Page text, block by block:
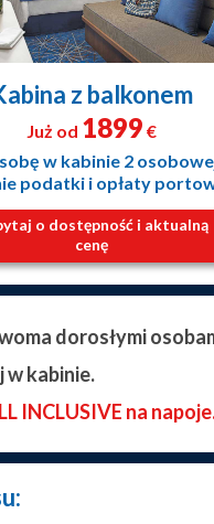
z balkonem
Już od 1899 €
w kabinie 2
podatki i opłaty
o dostępność i aktualną
cenę
dorosłymi
w kabinie.
INCLUSIVE na